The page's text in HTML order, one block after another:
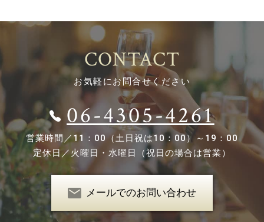
CONTACT
お気軽にお問合せください
06-4305-4261
営業時間／ 11：00（土日祝は10：00）～19：00
定休日／火曜日・水曜日（祝日の場合は営業）
メールでのお問い合わせ